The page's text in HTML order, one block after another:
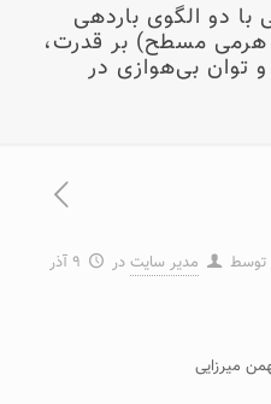
با دو الگوی باردهی
هرمی مسطح) بر قدرت،
توان بی‌هوازی در
توسط مدیر سایت در
۹ آذر
ميرزايی